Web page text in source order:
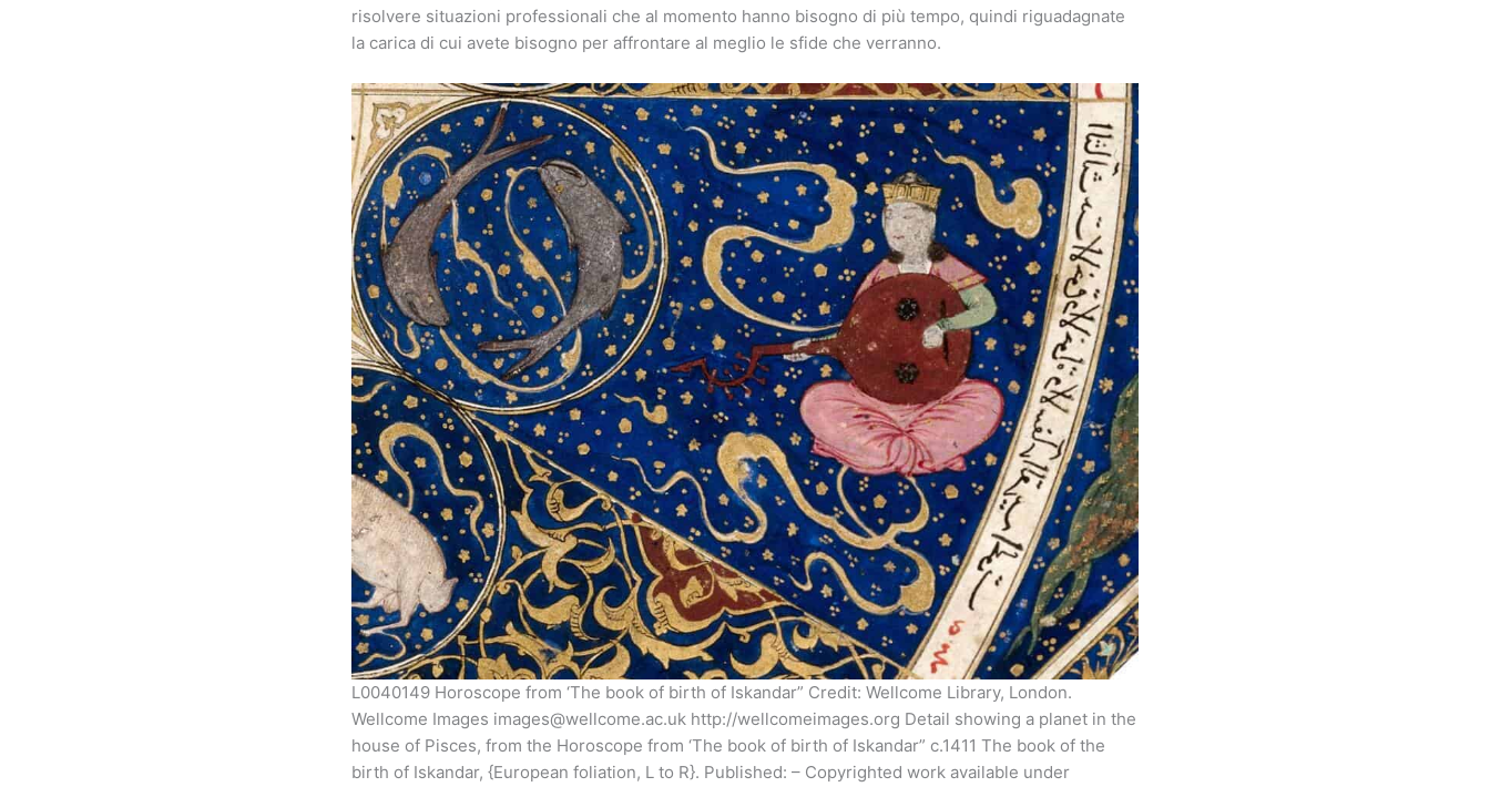
risolvere situazioni professionali che al momento hanno bisogno di più tempo, quindi riguadagnate
la carica di cui avete bisogno per affrontare al meglio le sfide che verranno.
L0040149 Horoscope from ‘The book of birth of Iskandar” Credit: Wellcome Library, London.
Wellcome Images images@wellcome.ac.uk http://wellcomeimages.org Detail showing a planet in the
house of Pisces, from the Horoscope from ‘The book of birth of Iskandar” c.1411 The book of the
birth of Iskandar, {European foliation, L to R}. Published: – Copyrighted work available under